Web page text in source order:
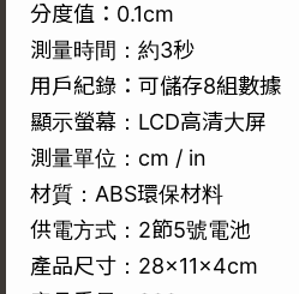
分度值：0.1cm
測量時間：約3秒
用戶紀錄：可儲存8組數據
顯示螢幕：LCD高清大屏
測量單位：cm / in
材質：ABS環保材料
供電方式：2節5號電池
產品尺寸：28×11×4cm